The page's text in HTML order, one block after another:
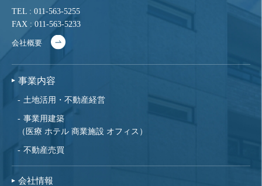
TEL : 011-563-5255
FAX : 011-563-5233
会社概要
事業内容
土地活用・不動産経営
事業用建築
（医療 ホテル 商業施設 オフィス）
不動産売買
会社情報